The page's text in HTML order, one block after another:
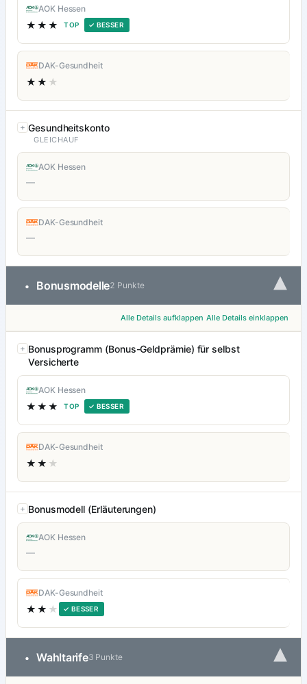
AOK Hessen
★★★ TOP ✓ BESSER
DAK-Gesundheit
★★ ★
Gesundheitskonto
GLEICHAUF
AOK Hessen
—
DAK-Gesundheit
—
• Bonusmodelle2 Punkte ▾
Alle Details aufklappen Alle Details einklappen
Bonusprogramm (Bonus-Geldprämie) für selbst
Versicherte
AOK Hessen
★★★ TOP ✓ BESSER
DAK-Gesundheit
★★ ★
Bonusmodell (Erläuterungen)
AOK Hessen
—
DAK-Gesundheit
★★ ★ ✓ BESSER
• Wahltarife3 Punkte ▾